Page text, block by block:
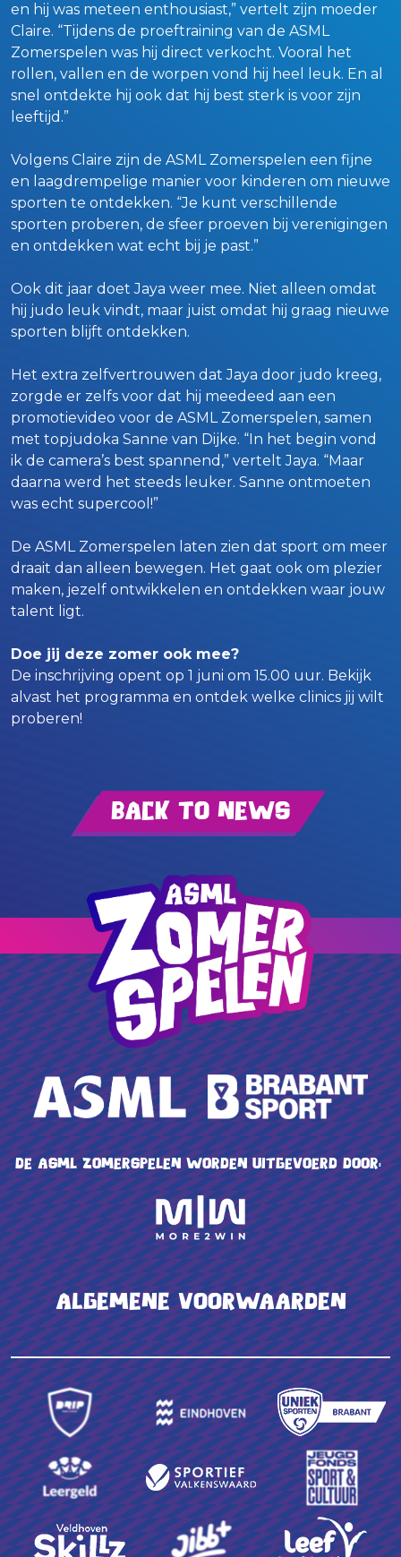
en hij was meteen enthousiast,” vertelt zijn moeder
Claire. “Tijdens de proeftraining van de ASML
Zomerspelen was hij direct verkocht. Vooral het
rollen, vallen en de worpen vond hij heel leuk. En al
snel ontdekte hij ook dat hij best sterk is voor zijn
leeftijd.”
Volgens Claire zijn de ASML Zomerspelen een fijne
en laagdrempelige manier voor kinderen om nieuwe
sporten te ontdekken. “Je kunt verschillende
sporten proberen, de sfeer proeven bij verenigingen
en ontdekken wat echt bij je past.”
Ook dit jaar doet Jaya weer mee. Niet alleen omdat
hij judo leuk vindt, maar juist omdat hij graag nieuwe
sporten blijft ontdekken.
Het extra zelfvertrouwen dat Jaya door judo kreeg,
zorgde er zelfs voor dat hij meedeed aan een
promotievideo voor de ASML Zomerspelen, samen
met topjudoka Sanne van Dijke. “In het begin vond
ik de camera’s best spannend,” vertelt Jaya. “Maar
daarna werd het steeds leuker. Sanne ontmoeten
was echt supercool!”
De ASML Zomerspelen laten zien dat sport om meer
draait dan alleen bewegen. Het gaat ook om plezier
maken, jezelf ontwikkelen en ontdekken waar jouw
talent ligt.
Doe jij deze zomer ook mee?
De inschrijving opent op 1 juni om 15.00 uur. Bekijk
alvast het programma en ontdek welke clinics jij wilt
proberen!
Back to news
De ASML Zomerspelen worden uitgevoerd door:
Algemene voorwaarden